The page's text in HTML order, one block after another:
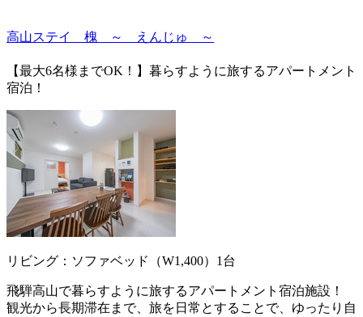
高山ステイ 槐 ～ えんじゅ ～
【最大6名様までOK！】暮らすように旅するアパートメント
宿泊！
リビング：ソファベッド（W1,400）1台
飛騨高山で暮らすように旅するアパートメント宿泊施設！
観光から長期滞在まで、旅を日常とすることで、ゆったり自